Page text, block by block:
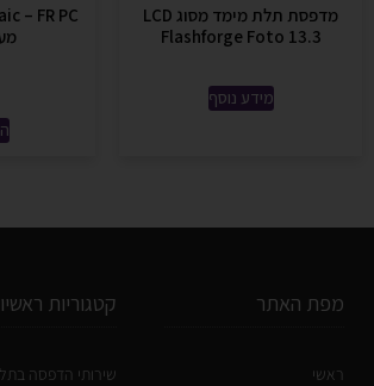
מדפסת תלת מימד מסוג LCD
Flashforge Foto 13.3
מידע נוסף
מפת האתר
ראשי
קטגוריות
שירותי הדפסה